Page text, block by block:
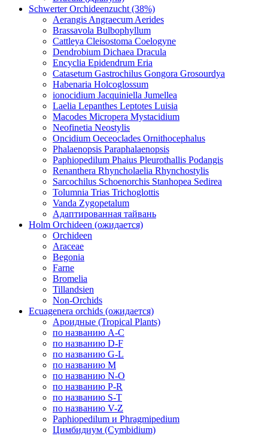
Schwerter Orchideenzucht (38%)
Aerangis Angraecum Aerides
Brassavola Bulbophyllum
Cattleya Cleisostoma Coelogyne
Dendrobium Dichaea Dracula
Encyclia Epidendrum Eria
Catasetum Gastrochilus Gongora Grosourdya
Habenaria Holcoglossum
ionocidium Jacquiniella Jumellea
Laelia Lepanthes Leptotes Luisia
Macodes Micropera Mystacidium
Neofinetia Neostylis
Oncidium Oeceoclades Ornithocephalus
Phalaenopsis Paraphalaenopsis
Paphiopedilum Phaius Pleurothallis Podangis
Renanthera Rhyncholaelia Rhynchostylis
Sarcochilus Schoenorchis Stanhopea Sedirea
Tolumnia Trias Trichoglottis
Vanda Zygopetalum
Адаптированная тайвань
Holm Orchideen (ожидается)
Orchideen
Araceae
Begonia
Farne
Bromelia
Tillandsien
Non-Orchids
Ecuagenera orchids (ожидается)
Ароидные (Tropical Plants)
по названию A-C
по названию D-F
по названию G-L
по названию M
по названию N-O
по названию P-R
по названию S-T
по названию V-Z
Paphiopedilum и Phragmipedium
Цимбидиум (Cymbidium)